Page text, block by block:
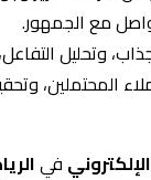
مع الجمهور.
وتحليل
المحتملين،
في